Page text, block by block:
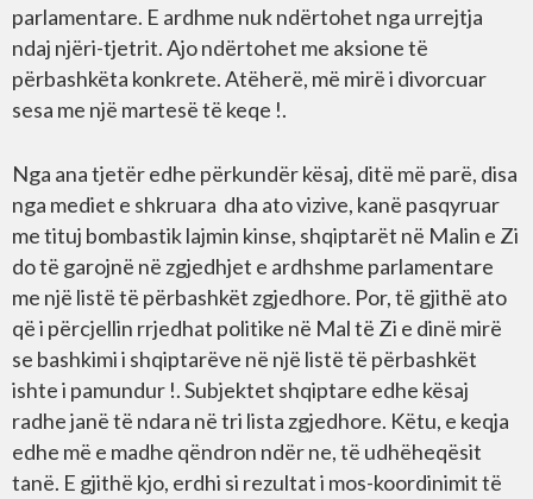
parlamentare. E ardhme nuk ndërtohet nga urrejtja
ndaj njëri-tjetrit. Ajo ndërtohet me aksione të
përbashkëta konkrete. Atëherë, më mirë i divorcuar
sesa me një martesë të keqe !.
Nga ana tjetër edhe përkundër kësaj, ditë më parë, disa
nga mediet e shkruara dha ato vizive, kanë pasqyruar
me tituj bombastik lajmin kinse, shqiptarët në Malin e Zi
do të garojnë në zgjedhjet e ardhshme parlamentare
me një listë të përbashkët zgjedhore. Por, të gjithë ato
që i përcjellin rrjedhat politike në Mal të Zi e dinë mirë
se bashkimi i shqiptarëve në një listë të përbashkët
ishte i pamundur !. Subjektet shqiptare edhe kësaj
radhe janë të ndara në tri lista zgjedhore. Këtu, e keqja
edhe më e madhe qëndron ndër ne, të udhëheqësit
tanë. E gjithë kjo, erdhi si rezultat i mos-koordinimit të